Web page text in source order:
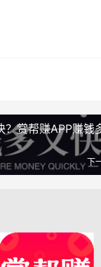
？赏帮赚APP赚钱
下